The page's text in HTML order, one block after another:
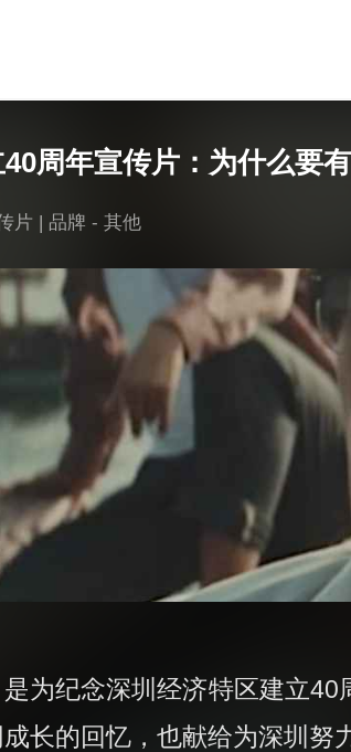
周年宣传片：为什么要
片 | 品牌 - 其他
是为纪念深圳经济特区建立
长的回忆，也献给为深圳努